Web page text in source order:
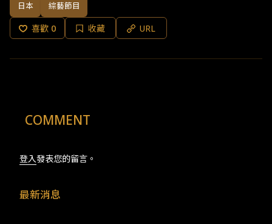
日本 綜藝節目
喜歡 0 收藏 URL
COMMENT
登入發表您的留言。
最新消息